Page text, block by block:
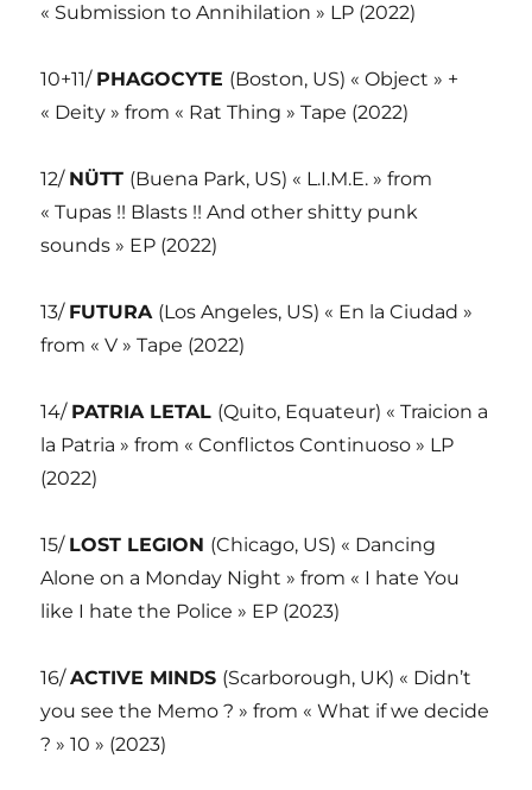
« Submission to Annihilation » LP (2022)
10+11/ PHAGOCYTE (Boston, US) « Object » +
« Deity » from « Rat Thing » Tape (2022)
12/ NÜTT (Buena Park, US) « L.I.M.E. » from
« Tupas !! Blasts !! And other shitty punk
sounds » EP (2022)
13/ FUTURA (Los Angeles, US) « En la Ciudad »
from « V » Tape (2022)
14/ PATRIA LETAL (Quito, Equateur) « Traicion a
la Patria » from « Conflictos Continuoso » LP
(2022)
15/ LOST LEGION (Chicago, US) « Dancing
Alone on a Monday Night » from « I hate You
like I hate the Police » EP (2023)
16/ACTIVE MINDS (Scarborough, UK) « Didn’t
you see the Memo ? » from « What if we decide
? » 10 » (2023)